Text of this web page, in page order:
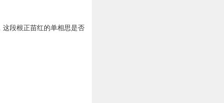
段根正苗红的单相思是否